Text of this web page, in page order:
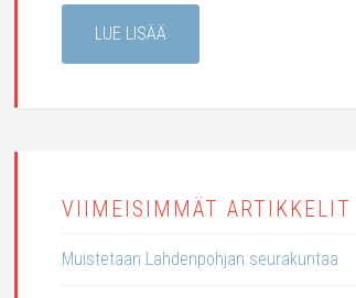
LUE LISÄÄ
VIIMEISIMMÄT ARTIKKELIT
Muistetaan Lahdenpohjan seurakuntaa